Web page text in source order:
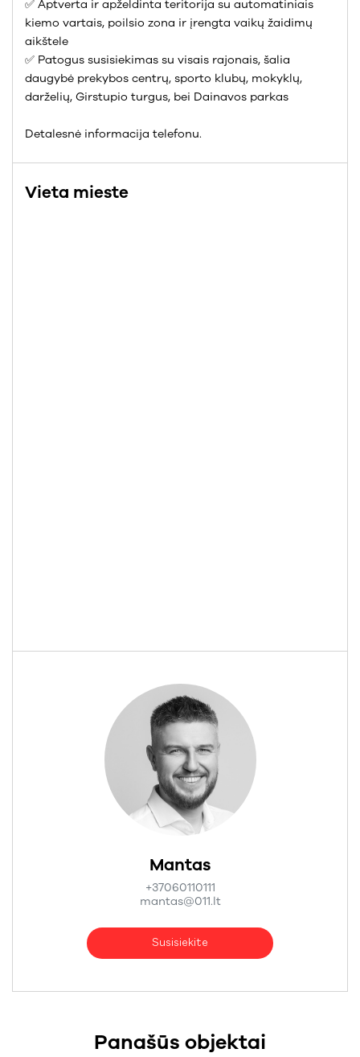
✅ Aptverta ir apželdinta teritorija su automatiniais
kiemo vartais, poilsio zona ir įrengta vaikų žaidimų
aikštele
✅ Patogus susisiekimas su visais rajonais, šalia
daugybė prekybos centrų, sporto klubų, mokyklų,
darželių, Girstupio turgus, bei Dainavos parkas
Detalesnė informacija telefonu.
Vieta mieste
Mantas
+37060110111
mantas@011.lt
Susisiekite
Panašūs objektai